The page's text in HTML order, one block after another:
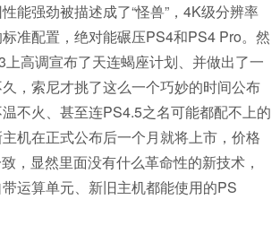
能强劲被描述成了“怪兽”，4K级分辨率
准配置，绝对能碾压PS4和PS4 Pro。然
高调宣布了天连蝎座计划、并做出了一
，索尼才挑了这么一个巧妙的时间公布
不火、甚至连PS4.5之名可能都配不上的
机在正式公布后一个月就将上市，价格
，显然里面没有什么革命性的新技术，
运算单元、新旧主机都能使用的PS